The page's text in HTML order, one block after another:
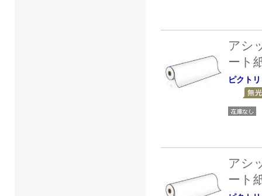
アシ
ート
ピクト
アシ
ート